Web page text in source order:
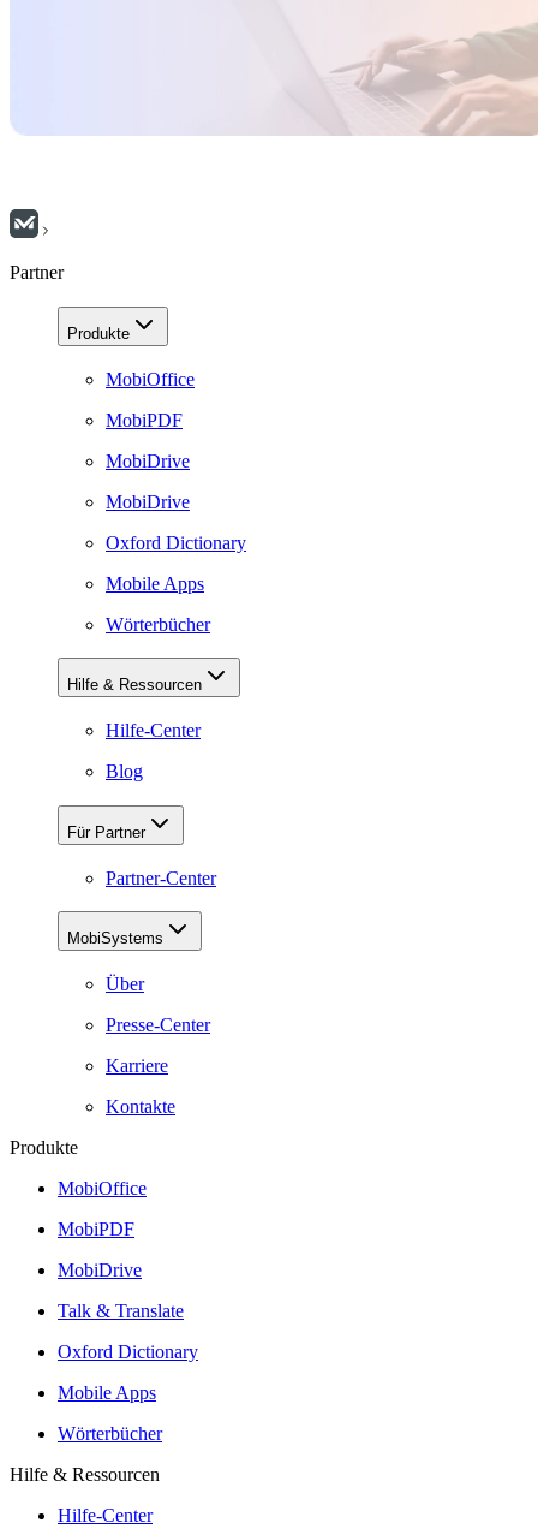
Partner
Produkte
MobiOffice
MobiPDF
MobiDrive
MobiDrive
Oxford Dictionary
Mobile Apps
Wörterbücher
Hilfe & Ressourcen
Hilfe-Center
Blog
Für Partner
Partner-Center
MobiSystems
Über
Presse-Center
Karriere
Kontakte
Produkte
MobiOffice
MobiPDF
MobiDrive
Talk & Translate
Oxford Dictionary
Mobile Apps
Wörterbücher
Hilfe & Ressourcen
Hilfe-Center